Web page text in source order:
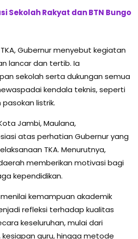
Sekolah Rakyat dan BTN Bungo
Gubernur menyebut kegiatan
lancar dan tertib. Ia
sekolah serta dukungan semua
kendala teknis, seperti
listrik.
Jambi, Maulana,
atas perhatian Gubernur yang
TKA. Menurutnya,
memberikan motivasi bagi
kependidikan.
kemampuan akademik
refleksi terhadap kualitas
keseluruhan, mulai dari
guru, hingga metode